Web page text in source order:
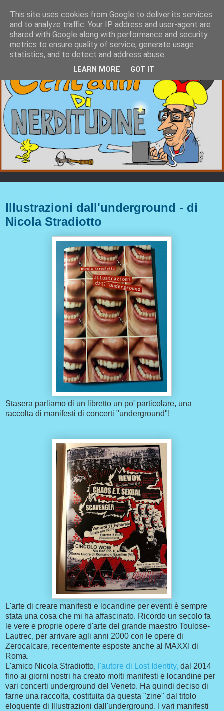
Illustrazioni dall'underground - di
Nicola Stradiotto
Stasera parliamo di un libretto un po' particolare, una
raccolta di manifesti di concerti "underground"!
L'arte di creare manifesti e locandine per eventi è sempre
stata una cosa che mi ha affascinato. Ricordo un secolo fa
le vere e proprie opere d'arte del grande maestro Toulose-
Lautrec, per arrivare agli anni 2000 con le opere di
Zerocalcare, recentemente esposte anche al MAXXI di
Roma.
L'amico Nicola Stradiotto, l'autore di Lost Identity, dal 2014
fino ai giorni nostri ha creato molti manifesti e locandine per
vari concerti underground del Veneto. Ha quindi deciso di
farne una raccolta, costituita da questa "zine" dal titolo
eloquente di Illustrazioni dall'underground. I vari manifesti
This site uses cookies from Google to deliver its services
and to analyze traffic. Your IP address and user-agent are
shared with Google along with performance and security
metrics to ensure quality of service, generate usage
statistics, and to detect and address abuse.
LEARN MORE GOT IT